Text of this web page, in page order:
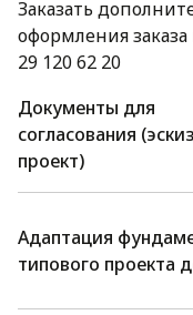
Заказать
оформления
29 120 62 20
Документы для
согласования
проект)
Адаптация
типового проекта